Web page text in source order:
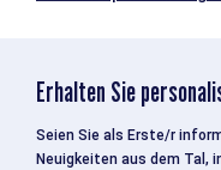
Erhalten Sie
Seien Sie als Erste/r
Neuigkeiten aus dem Tal,